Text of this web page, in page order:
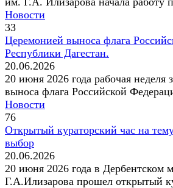
Новости
33
Церемонией выноса флага
Республики Дагестан.
20.06.2026
20 июня 2026 года рабочая неделя
выноса флага Российской
Новости
76
Открытый кураторский час на
выбор
20.06.2026
20 июня 2026 года в Дербентском
Г.А.Илизарова прошел открытый